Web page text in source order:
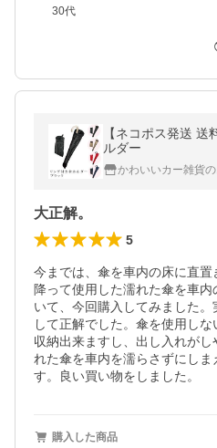
30代
【ネコポス発送
ルダー
かわいいカー雑貨
大正解。
5
今までは、傘を車内の床に直
降って使用した濡れた傘を車
いて、今回購入してみました
して正解でした。傘を使用し
収納出来ますし、出し入れが
れた傘を車内を濡らさずにし
す。良い買い物をしました。
購入した商品